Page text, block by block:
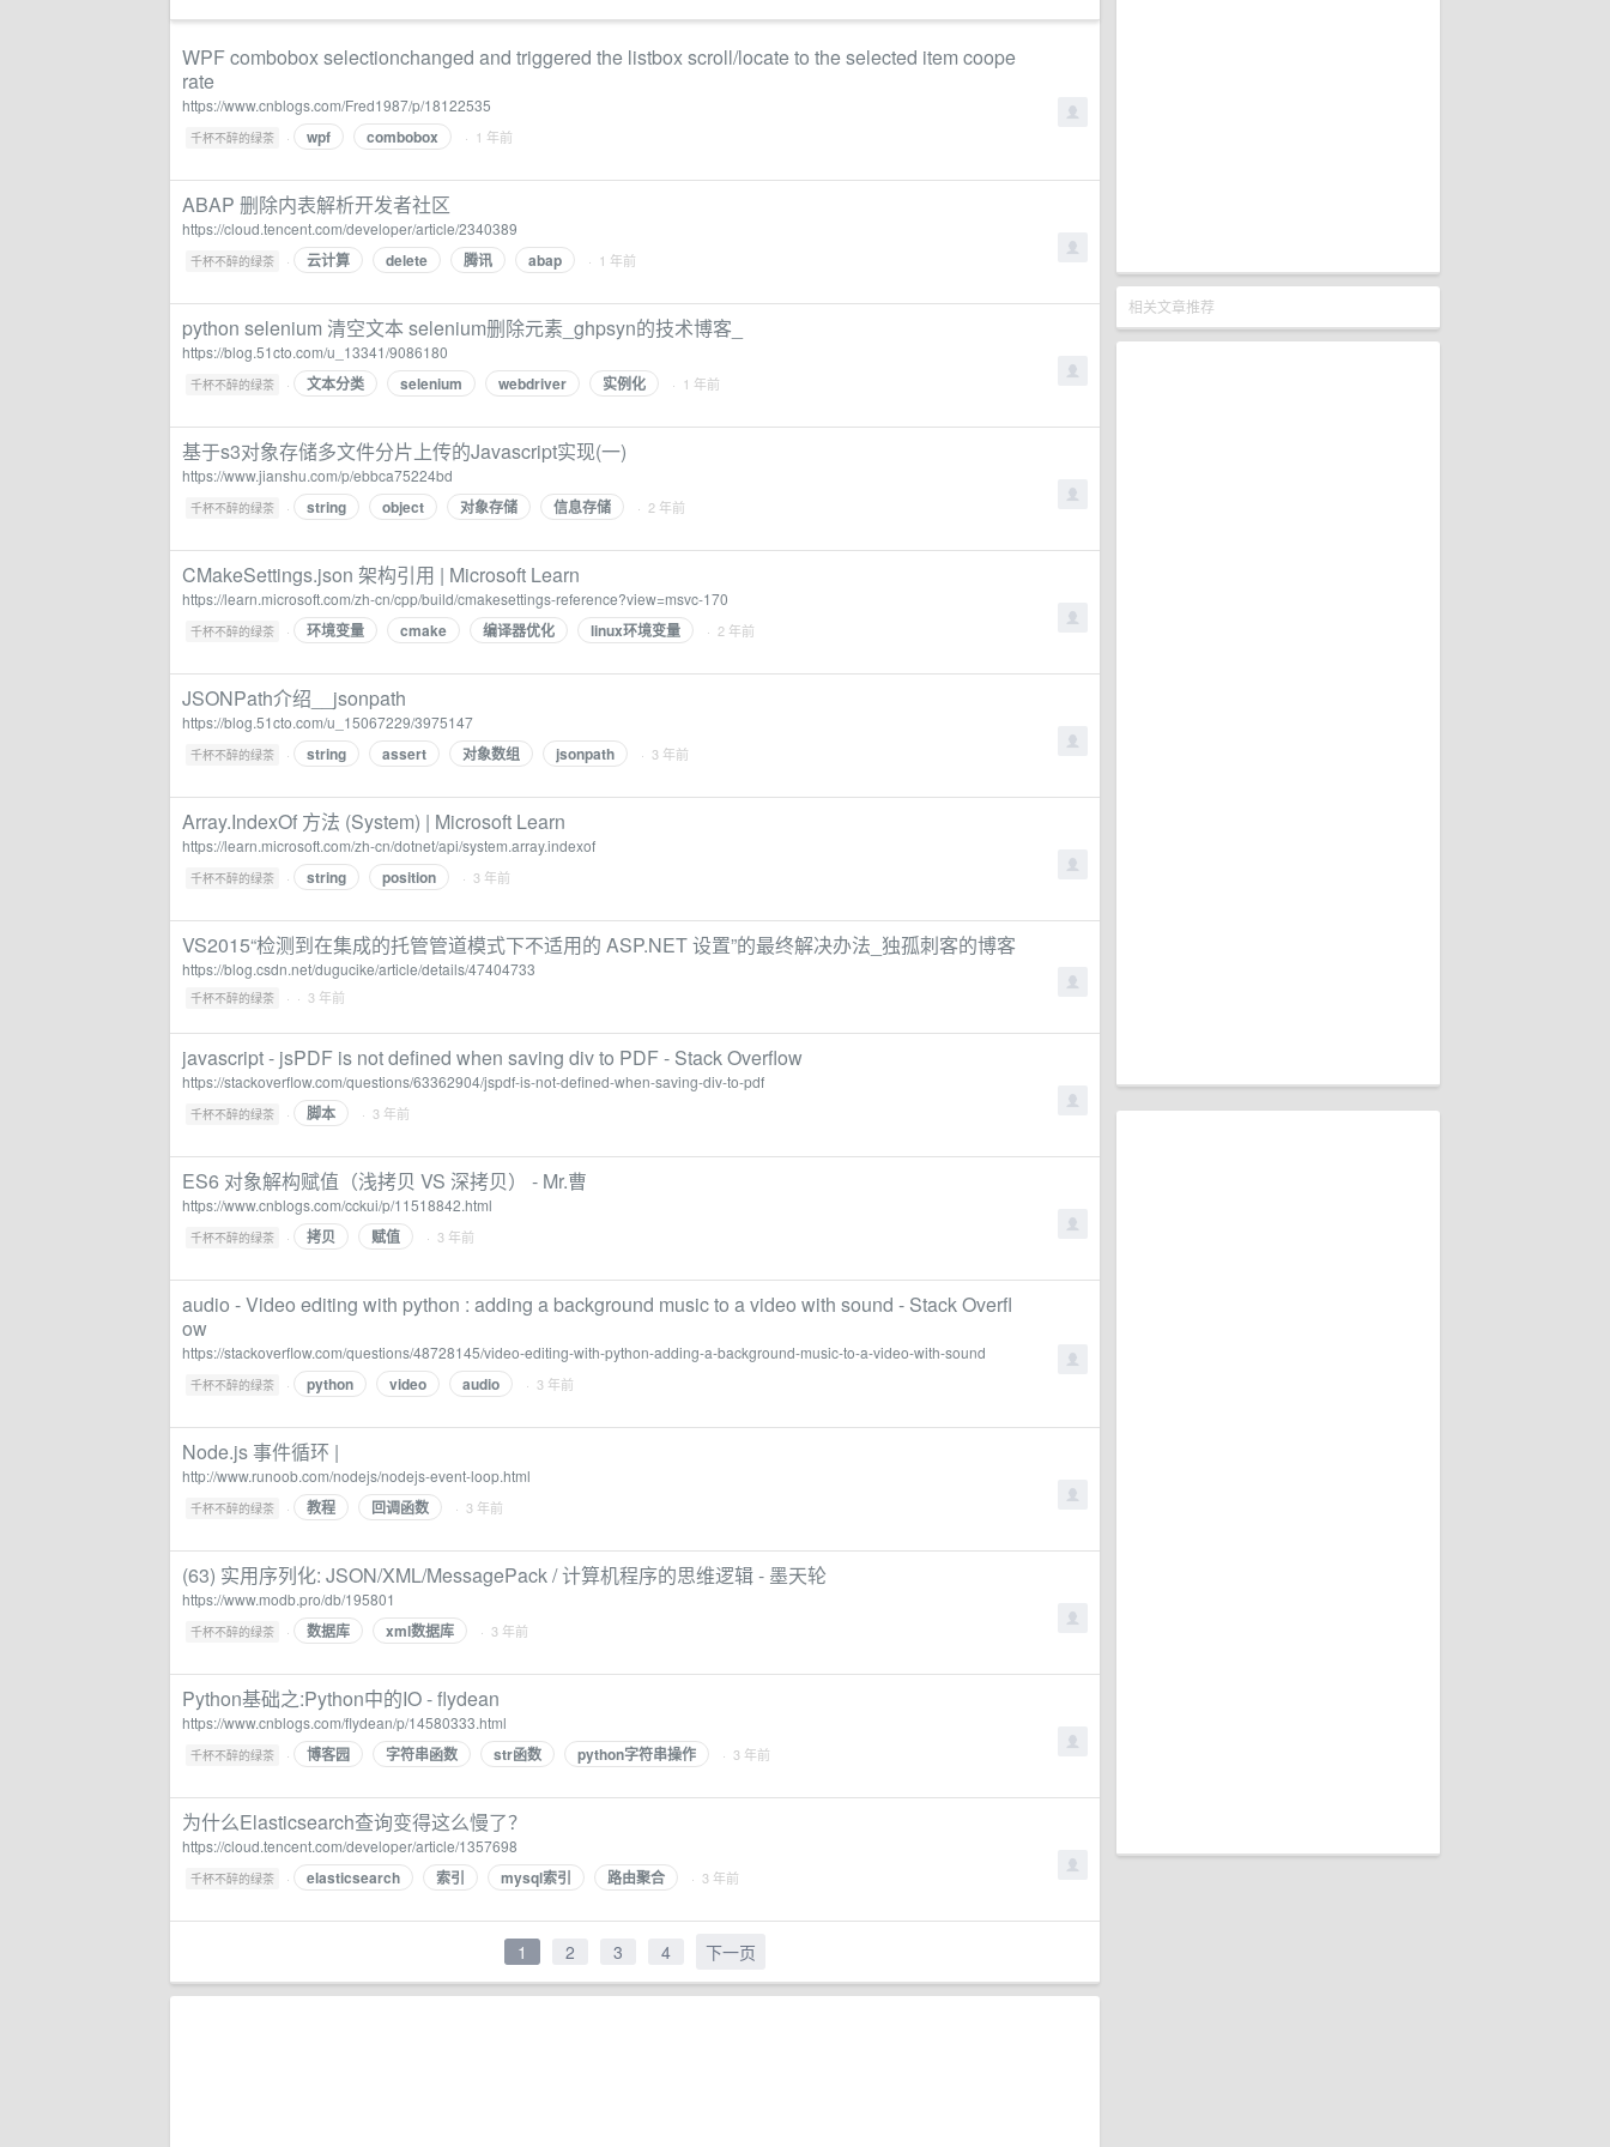
相关文章推荐
WPF combobox selectionchanged and triggered the listbox scroll/locate to the selected item coope
rate
https://www.cnblogs.com/Fred1987/p/18122535
千杯不醉的绿茶 · wpf combobox · 1 年前
ABAP 删除内表解析开发者社区
https://cloud.tencent.com/developer/article/2340389
千杯不醉的绿茶 · 云计算 delete 腾讯 abap · 1 年前
python selenium 清空文本 selenium删除元素_ghpsyn的技术博客_
https://blog.51cto.com/u_13341/9086180
千杯不醉的绿茶 · 文本分类 selenium webdriver 实例化 · 1 年前
基于s3对象存储多文件分片上传的Javascript实现(一)
https://www.jianshu.com/p/ebbca75224bd
千杯不醉的绿茶 · string object 对象存储 信息存储 · 2 年前
CMakeSettings.json 架构引用 | Microsoft Learn
https://learn.microsoft.com/zh-cn/cpp/build/cmakesettings-reference?view=msvc-170
千杯不醉的绿茶 · 环境变量 cmake 编译器优化 linux环境变量 · 2 年前
JSONPath介绍__jsonpath
https://blog.51cto.com/u_15067229/3975147
千杯不醉的绿茶 · string assert 对象数组 jsonpath · 3 年前
Array.IndexOf 方法 (System) | Microsoft Learn
https://learn.microsoft.com/zh-cn/dotnet/api/system.array.indexof
千杯不醉的绿茶 · string position · 3 年前
VS2015“检测到在集成的托管管道模式下不适用的 ASP.NET 设置”的最终解决办法_独孤刺客的博客
https://blog.csdn.net/dugucike/article/details/47404733
千杯不醉的绿茶 · · 3 年前
javascript - jsPDF is not defined when saving div to PDF - Stack Overflow
https://stackoverflow.com/questions/63362904/jspdf-is-not-defined-when-saving-div-to-pdf
千杯不醉的绿茶 · 脚本 · 3 年前
ES6 对象解构赋值（浅拷贝 VS 深拷贝） - Mr.曹
https://www.cnblogs.com/cckui/p/11518842.html
千杯不醉的绿茶 · 拷贝 赋值 · 3 年前
audio - Video editing with python : adding a background music to a video with sound - Stack Overfl
ow
https://stackoverflow.com/questions/48728145/video-editing-with-python-adding-a-background-music-to-a-video-with-sound
千杯不醉的绿茶 · python video audio · 3 年前
Node.js 事件循环 |
http://www.runoob.com/nodejs/nodejs-event-loop.html
千杯不醉的绿茶 · 教程 回调函数 · 3 年前
(63) 实用序列化: JSON/XML/MessagePack / 计算机程序的思维逻辑 - 墨天轮
https://www.modb.pro/db/195801
千杯不醉的绿茶 · 数据库 xml数据库 · 3 年前
Python基础之:Python中的IO - flydean
https://www.cnblogs.com/flydean/p/14580333.html
千杯不醉的绿茶 · 博客园 字符串函数 str函数 python字符串操作 · 3 年前
为什么Elasticsearch查询变得这么慢了？
https://cloud.tencent.com/developer/article/1357698
千杯不醉的绿茶 · elasticsearch 索引 mysql索引 路由聚合 · 3 年前
1 2 3 4 下一页